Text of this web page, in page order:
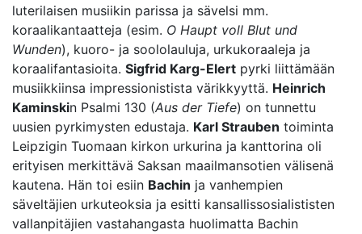
luterilaisen musiikin parissa ja sävelsi mm.
koraalikantaatteja (esim. O Haupt voll Blut und
Wunden), kuoro- ja soololauluja, urkukoraaleja ja
koraalifantasioita. Sigfrid Karg-Elert pyrki liittämään
musiikkiinsa impressionistista värikkyyttä. Heinrich
Kaminskin Psalmi 130 (Aus der Tiefe) on tunnettu
uusien pyrkimysten edustaja. Karl Strauben toiminta
Leipzigin Tuomaan kirkon urkurina ja kanttorina oli
erityisen merkittävä Saksan maailmansotien välisenä
kautena. Hän toi esiin Bachin ja vanhempien
säveltäjien urkuteoksia ja esitti kansallissosialististen
vallanpitäjien vastahangasta huolimatta Bachin